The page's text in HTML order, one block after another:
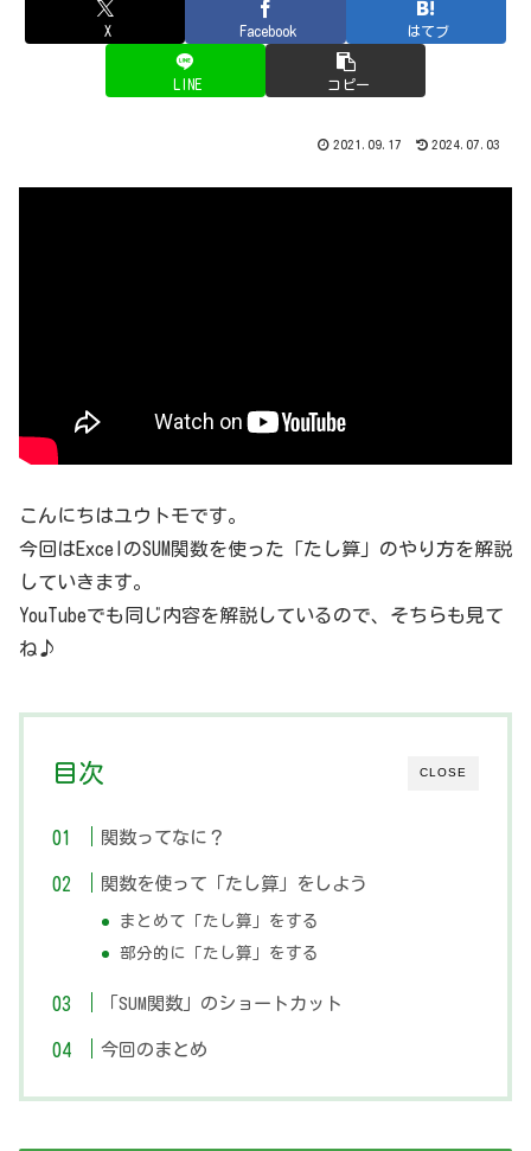
X Facebook はてブ
LINE コピー
2021.09.17 2024.07.03
こんにちはユウトモです。
今回はExcelのSUM関数を使った「たし算」のやり方を解説
していきます。
YouTubeでも同じ内容を解説しているので、そちらも見て
ね♪
CLOSE
目次
関数ってなに？
関数を使って「たし算」をしよう
まとめて「たし算」をする
部分的に「たし算」をする
「SUM関数」のショートカット
今回のまとめ